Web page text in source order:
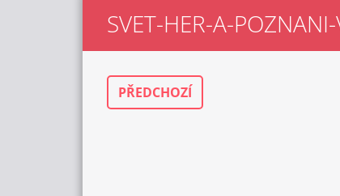
SVET-HER-A-
PŘEDCHOZÍ